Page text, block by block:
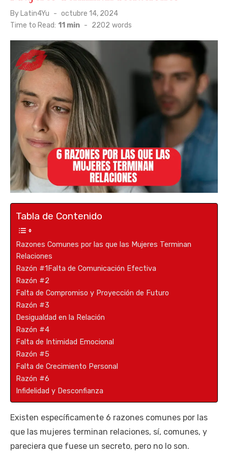
By Latin4Yu
Posted
on
octubre 14, 2024
Time to Read: 11 min - 2202 words
Tabla de Contenido
Razones Comunes por las que las Mujeres Terminan
Relaciones
Razón #1Falta de Comunicación Efectiva
Razón #2
Falta de Compromiso y Proyección de Futuro
Razón #3
Desigualdad en la Relación
Razón #4
Falta de Intimidad Emocional
Razón #5
Falta de Crecimiento Personal
Razón #6
Infidelidad y Desconfianza
Existen específicamente 6 razones comunes por las
que las mujeres terminan relaciones, sí, comunes, y
pareciera que fuese un secreto, pero no lo son.